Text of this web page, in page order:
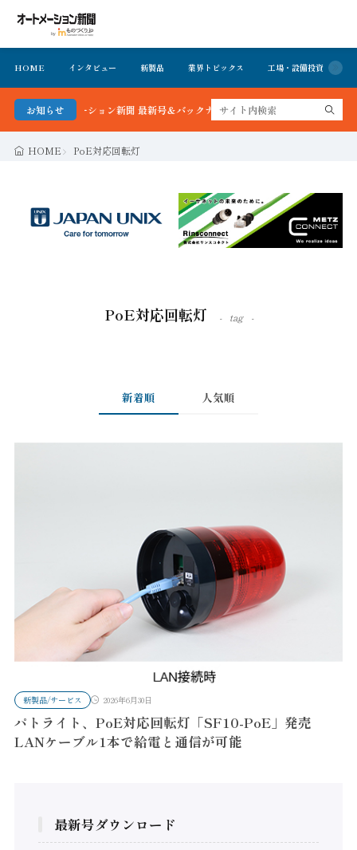
HOME インタビュー 新製品 業界トピックス 工場・設備投資
お知らせ
オートメーション新聞 最新号＆バックナンバーを無料で公開中 詳細はこちら
HOME PoE対応回転灯
PoE対応回転灯 tag
新着順 人気順
新製品/サービス 2026年6月30日
パトライト、PoE対応回転灯「SF10-PoE」発売
LANケーブル1本で給電と通信が可能
最新号ダウンロード